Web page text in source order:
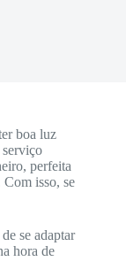
boa luz
serviço
perfeita
Com isso, se
se adaptar
hora de